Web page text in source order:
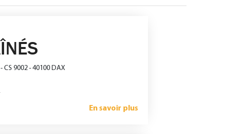
CS 9002 - 40100 DAX
En savoir plus